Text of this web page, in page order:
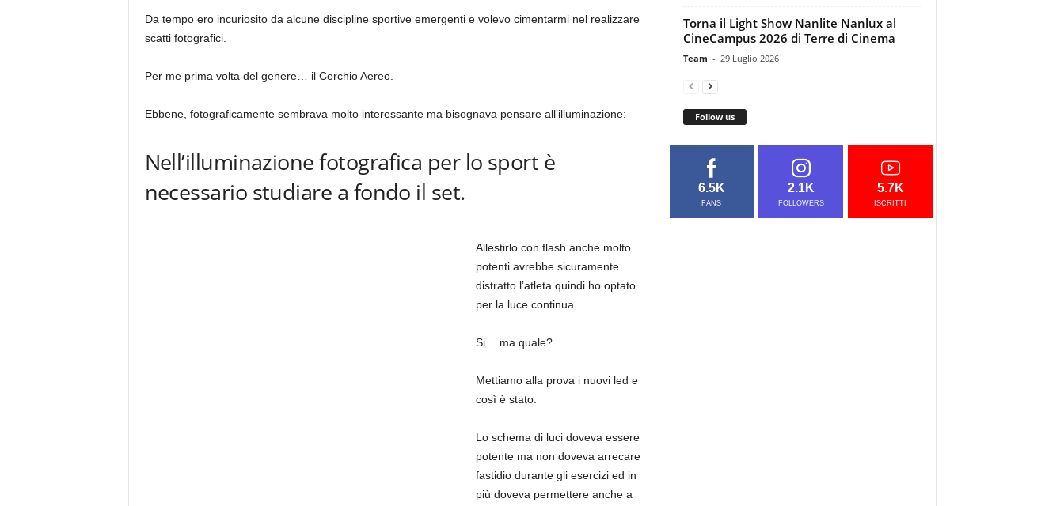
Da tempo ero incuriosito da alcune discipline sportive emergenti e volevo cimentarmi nel realizzare
scatti fotografici.
Per me prima volta del genere… il Cerchio Aereo.
Ebbene, fotograficamente sembrava molto interessante ma bisognava pensare all’illuminazione:
Nell’illuminazione fotografica per lo sport è
necessario studiare a fondo il set.
Allestirlo con flash anche molto
potenti avrebbe sicuramente
distratto l’atleta quindi ho optato
per la luce continua
Si… ma quale?
Mettiamo alla prova i nuovi led e
così è stato.
Lo schema di luci doveva essere
potente ma non doveva arrecare
fastidio durante gli esercizi ed in
più doveva permettere anche a
Torna il Light Show Nanlite Nanlux al
CineCampus 2026 di Terre di Cinema
Team - 29 Luglio 2026
Follow us
6.5K
FANS
2.1K
FOLLOWERS
5.7K
ISCRITTI